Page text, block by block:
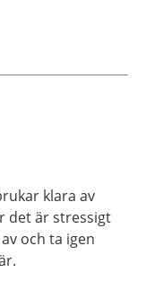
klara av
det är stressigt
och ta igen